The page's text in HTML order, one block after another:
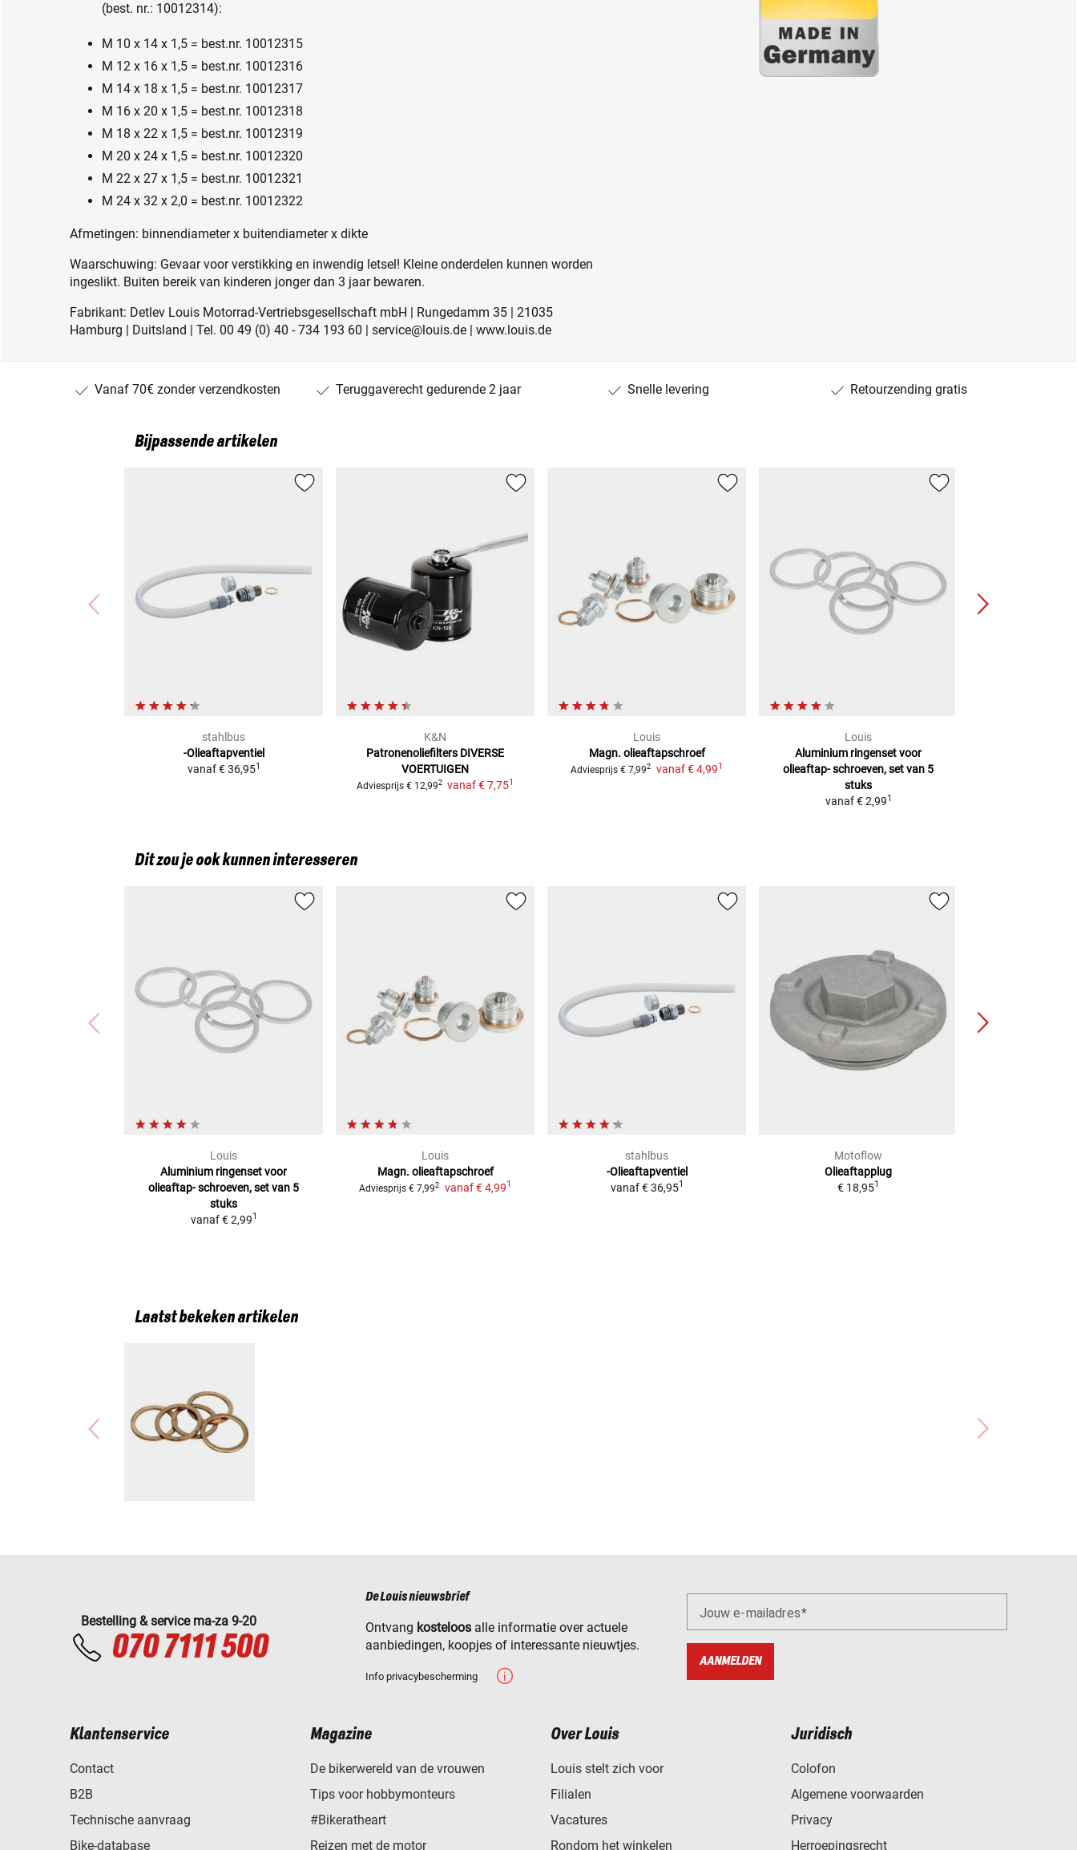
(best. nr.: 10012314):
M 10 x 14 x 1,5 = best.nr. 10012315
M 12 x 16 x 1,5 = best.nr. 10012316
M 14 x 18 x 1,5 = best.nr. 10012317
M 16 x 20 x 1,5 = best.nr. 10012318
M 18 x 22 x 1,5 = best.nr. 10012319
M 20 x 24 x 1,5 = best.nr. 10012320
M 22 x 27 x 1,5 = best.nr. 10012321
M 24 x 32 x 2,0 = best.nr. 10012322
Afmetingen: binnendiameter x buitendiameter x dikte
Waarschuwing: Gevaar voor verstikking en inwendig letsel! Kleine onderdelen kunnen worden
ingeslikt. Buiten bereik van kinderen jonger dan 3 jaar bewaren.
Fabrikant: Detlev Louis Motorrad-Vertriebsgesellschaft mbH | Rungedamm 35 | 21035
Hamburg | Duitsland | Tel. 00 49 (0) 40 - 734 193 60 | service@louis.de | www.louis.de
Vanaf 70€ zonder verzendkosten Teruggaverecht gedurende 2 jaar Snelle levering Retourzending gratis
Bijpassende artikelen
stahlbus
-Olieaftapventiel
vanaf € 36,951
K&N
Patronenoliefilters DIVERSE
VOERTUIGEN
Adviesprijs € 12,992 vanaf€ 7,751
Louis
Magn. olieaftapschroef
Adviesprijs € 7,992 vanaf € 4,991
Louis
Aluminium ringenset voor
olieaftap-schroeven, set van 5
stuks
vanaf € 2,991
Dit zou je ook kunnen interesseren
Louis
Aluminium ringenset voor
olieaftap-schroeven, set van 5
stuks
vanaf € 2,991
Louis
Magn. olieaftapschroef
Adviesprijs € 7,992 vanaf € 4,991
stahlbus
-Olieaftapventiel
vanaf € 36,951
Motoflow
Olieaftapplug
€ 18,951
Laatst bekeken artikelen
Bestelling & service ma-za 9-20
070 7111 500
De Louis nieuwsbrief
Ontvang kosteloos alle informatie over actuele
aanbiedingen, koopjes of interessante nieuwtjes.
Info privacybescherming
Jouw e-mailadres
AANMELDEN
Klantenservice
Contact
B2B
Technische aanvraag
Bike-database
Magazine
De bikerwereld van de vrouwen
Tips voor hobbymonteurs
#Bikeratheart
Reizen met de motor
Over Louis
Louis stelt zich voor
Filialen
Vacatures
Rondom het winkelen
Juridisch
Colofon
Algemene voorwaarden
Privacy
Herroepingsrecht